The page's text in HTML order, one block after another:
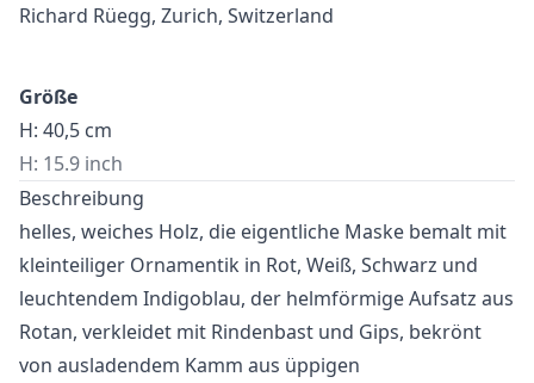
Richard Rüegg, Zurich, Switzerland
Größe
H: 40,5 cm
H: 15.9 inch
Beschreibung
helles, weiches Holz, die eigentliche Maske bemalt mit
kleinteiliger Ornamentik in Rot, Weiß, Schwarz und
leuchtendem Indigoblau, der helmförmige Aufsatz aus
Rotan, verkleidet mit Rindenbast und Gips, bekrönt
von ausladendem Kamm aus üppigen